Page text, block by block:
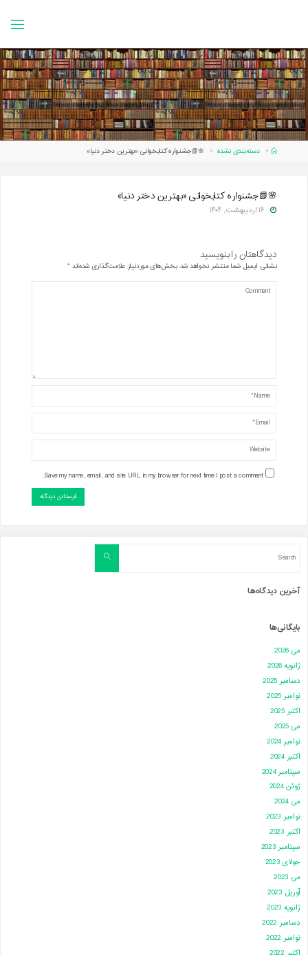
Homeدسته‌بندی نشده 🌸📗جشنواره کتابخوانی «بهترین دختر دنیا»
🌸📗جشنواره کتابخوانی «بهترین دختر دنیا»
۱۶ اردیبهشت, ۱۴۰۴
دیدگاهتان را بنویسید
نشانی ایمیل شما منتشر نخواهد شد.بخش‌های موردنیاز علامت‌گذاری شده‌اند *
Save my name, email, and site URL in my browser for next time I post a comment.
Search
آخرین دیدگاه‌ها
بایگانی‌ها
می 2026
ژانویه 2026
دسامبر 2025
نوامبر 2025
اکتبر 2025
می 2025
نوامبر 2024
اکتبر 2024
سپتامبر 2024
ژوئن 2024
می 2024
نوامبر 2023
اکتبر 2023
سپتامبر 2023
جولای 2023
می 2023
آوریل 2023
ژانویه 2023
دسامبر 2022
نوامبر 2022